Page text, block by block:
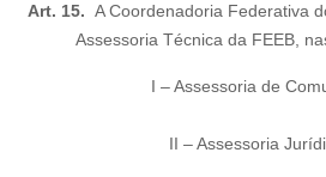
Art. 15. A Coordenadoria Federativa
Assessoria Técnica da FEEB,
I – Assessoria de
II – Assessoria